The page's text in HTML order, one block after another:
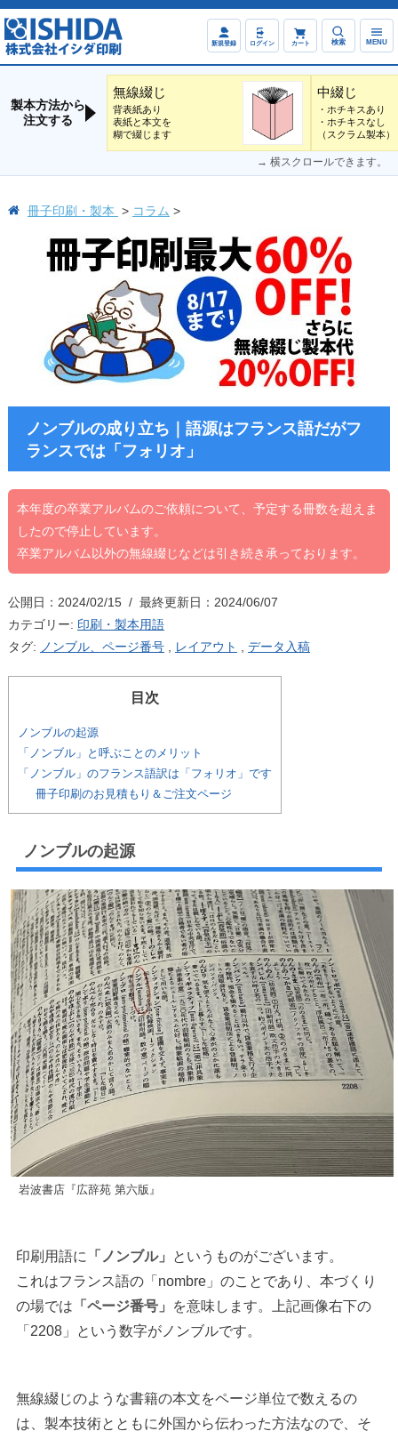
新規登録 ログイン カート 検索 MENU
製本方法から
注文する
無線綴じ
背表紙あり
表紙と本文を
糊で綴じます
中綴じ
・ホチキスあり
・ホチキスなし
（スクラム製本）
→ 横スクロールできます。
冊子印刷・製本 コラム
ノンブルの成り立ち｜語源はフランス語だがフ
ランスでは「フォリオ」
本年度の卒業アルバムのご依頼について、予定する冊数を超えま
したので停止しています。
卒業アルバム以外の無線綴じなどは引き続き承っております。
公開日：2024/02/15 / 最終更新日：2024/06/07
カテゴリー: 印刷・製本用語
タグ: ノンブル、ページ番号, レイアウト データ入稿
目次
ノンブルの起源
「ノンブル」と呼ぶことのメリット
「ノンブル」のフランス語訳は「フォリオ」です
冊子印刷のお見積もり＆ご注文ページ
ノンブルの起源
岩波書店『広辞苑 第六版』
印刷用語に 「ノンブル」
というものがございます。
これはフランス語の「nombre」のことであり、本づくり
の場では 「ページ番号」
を意味します。上記画像右下の
「2208」という数字がノンブルです。
無線綴じのような書籍の本文をページ単位で数えるの
は、製本技術とともに外国から伝わった方法なので、そ